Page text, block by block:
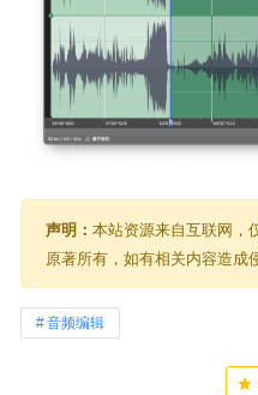
声明： 本站资源来自互联网，
原著所有，如有相关内容造成
音频编辑